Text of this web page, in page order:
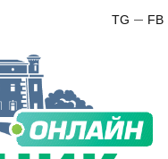
FB
TG